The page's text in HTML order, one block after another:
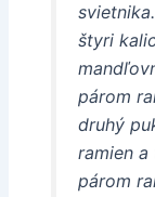
štyri
párom
druhý
ramien
párom